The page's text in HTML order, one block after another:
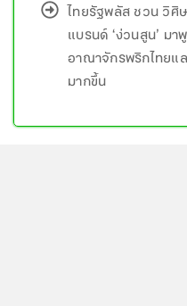
ไทยรัฐพลัส ชวน วิศิ
แบรนด์ ‘ง่วนสูน’ มา
อาณาจักรพริกไทยแล
มากขึ้น